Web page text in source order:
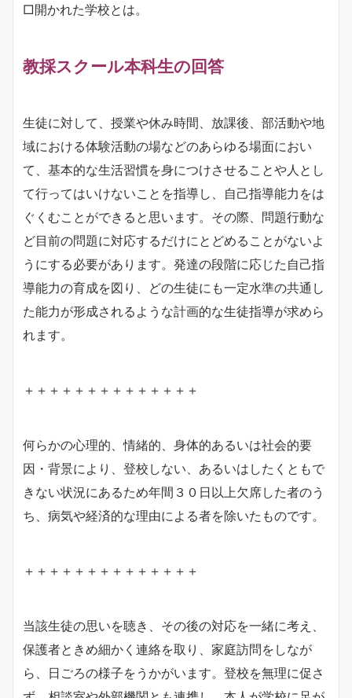
□開かれた学校とは。
教採スクール本科生の回答
生徒に対して、授業や休み時間、放課後、部活動や地
域における体験活動の場などのあらゆる場面におい
て、基本的な生活習慣を身につけさせることや人とし
て行ってはいけないことを指導し、自己指導能力をは
ぐくむことができると思います。その際、問題行動な
ど目前の問題に対応するだけにとどめることがないよ
うにする必要があります。発達の段階に応じた自己指
導能力の育成を図り、どの生徒にも一定水準の共通し
た能力が形成されるような計画的な生徒指導が求めら
れます。
＋＋＋＋＋＋＋＋＋＋＋＋＋＋
何らかの心理的、情緒的、身体的あるいは社会的要
因・背景により、登校しない、あるいはしたくともで
きない状況にあるため年間３０日以上欠席した者のう
ち、病気や経済的な理由による者を除いたものです。
＋＋＋＋＋＋＋＋＋＋＋＋＋＋
当該生徒の思いを聴き、その後の対応を一緒に考え、
保護者ときめ細かく連絡を取り、家庭訪問をしなが
ら、日ごろの様子をうかがいます。登校を無理に促さ